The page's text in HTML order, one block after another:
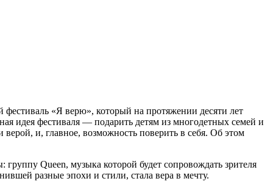
«Я верю», который на протяжении десяти лет
идея фестиваля — подарить детям из многодетных семей и
и, главное, возможность поверить в себя. Об этом
Queen, музыка которой будет сопровождать зрителя
разные эпохи и стили, стала вера в мечту.